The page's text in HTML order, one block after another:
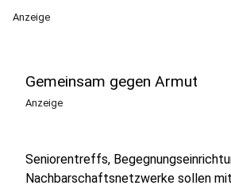
Anzeige
Gemeinsam gegen Armut
Anzeige
Seniorentreffs,
Nachbarschaftsnetzwerke sollen